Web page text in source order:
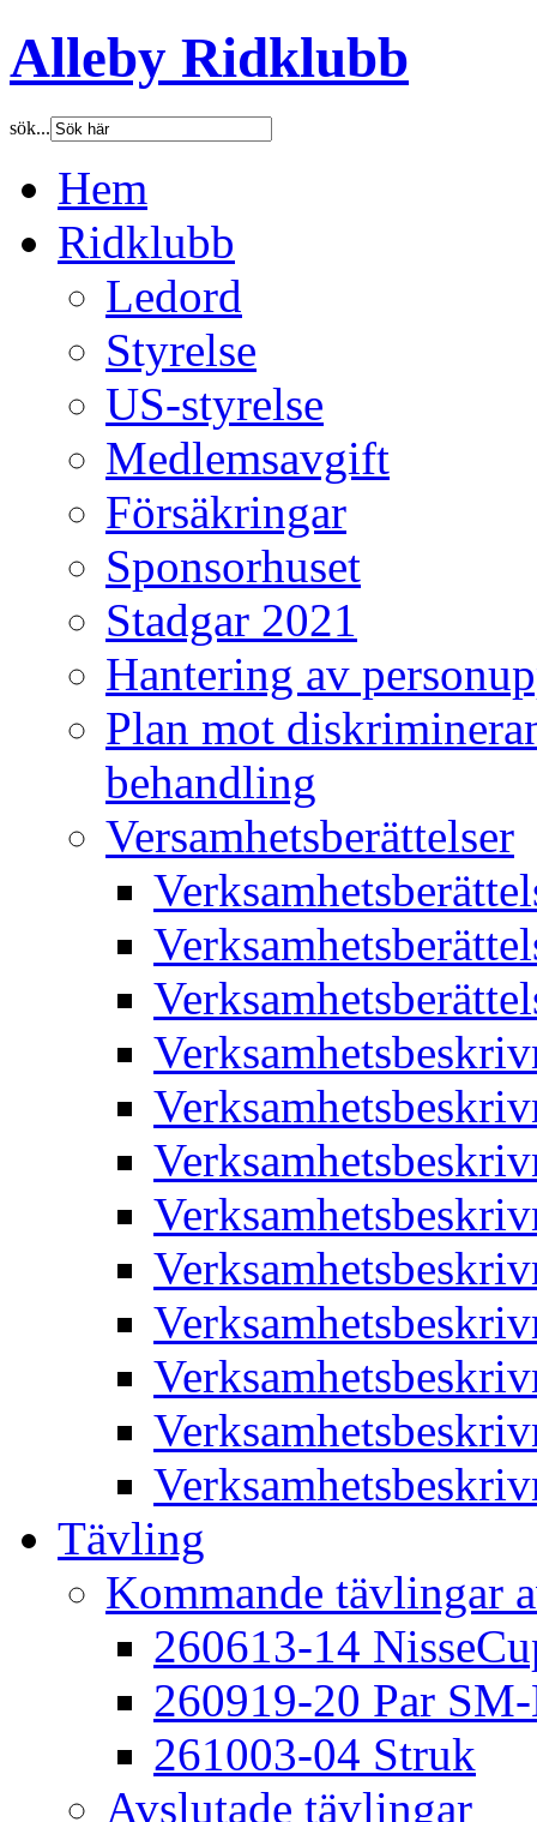
Alleby Ridklubb
sök...
Hem
Ridklubb
Ledord
Styrelse
US-styrelse
Medlemsavgift
Försäkringar
Sponsorhuset
Stadgar 2021
Hantering av
Plan mot
behandling
Versamhetsberättelser
Tävling
Kommande tävlingar
260613-14
260919-20 Par
261003-04 Struk
Avslutade tävlingar